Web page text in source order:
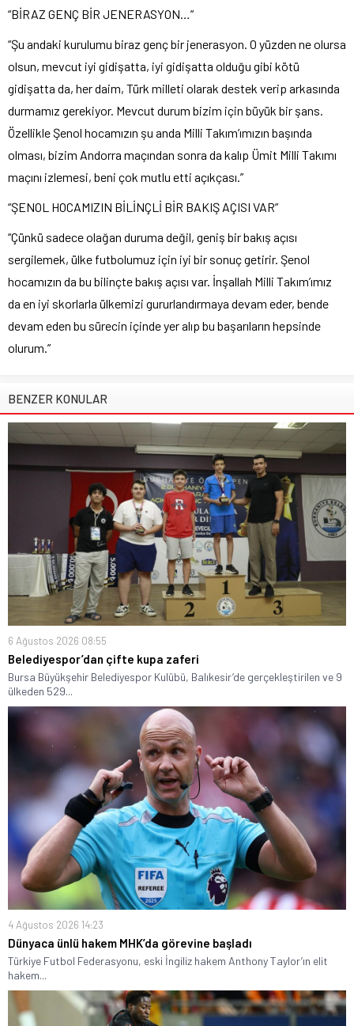
“BİRAZ GENÇ BİR JENERASYON…”
“Şu andaki kurulumu biraz genç bir jenerasyon. O yüzden ne olursa
olsun, mevcut iyi gidişatta, iyi gidişatta olduğu gibi kötü
gidişatta da, her daim, Türk milleti olarak destek verip arkasında
durmamız gerekiyor. Mevcut durum bizim için büyük bir şans.
Özellikle Şenol hocamızın şu anda Milli Takım’ımızın başında
olması, bizim Andorra maçından sonra da kalıp Ümit Milli Takımı
maçını izlemesi, beni çok mutlu etti açıkçası.”
“ŞENOL HOCAMIZIN BİLİNÇLİ BİR BAKIŞ AÇISI VAR”
“Çünkü sadece olağan duruma değil, geniş bir bakış açısı
sergilemek, ülke futbolumuz için iyi bir sonuç getirir. Şenol
hocamızın da bu bilinçte bakış açısı var. İnşallah Milli Takım’ımız
da en iyi skorlarla ülkemizi gururlandırmaya devam eder, bende
devam eden bu sürecin içinde yer alıp bu başarıların hepsinde
olurum.”
BENZER KONULAR
6 Ağustos 2026 08:55
Belediyespor’dan çifte kupa zaferi
Bursa Büyükşehir Belediyespor Kulübü, Balıkesir’de gerçekleştirilen ve 9
ülkeden 529...
4 Ağustos 2026 14:23
Dünyaca ünlü hakem MHK’da görevine başladı
Türkiye Futbol Federasyonu, eski İngiliz hakem Anthony Taylor’ın elit
hakem...